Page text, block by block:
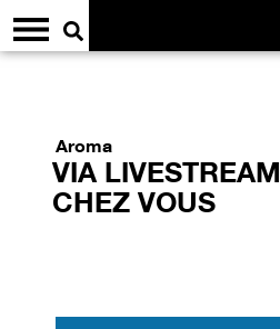
Aroma
VIA LIVESTREAM
CHEZ VOUS